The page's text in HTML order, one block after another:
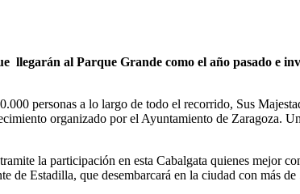
llegarán al Parque Grande como el año pasado e
personas a lo largo de todo el recorrido, Sus
organizado por el Ayuntamiento de Zaragoza.
la participación en esta Cabalgata quienes mejor
Estadilla, que desembarcará en la ciudad con más de